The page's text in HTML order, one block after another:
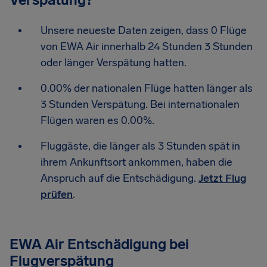
Unsere neueste Daten zeigen, dass 0 Flüge
von EWA Air innerhalb 24 Stunden 3 Stunden
oder länger Verspätung hatten.
0.00% der nationalen Flüge hatten länger als
3 Stunden Verspätung. Bei internationalen
Flügen waren es 0.00%.
Fluggäste, die länger als 3 Stunden spät in
ihrem Ankunftsort ankommen, haben die
Anspruch auf die Entschädigung. Jetzt Flug
prüfen.
EWA Air Entschädigung bei
Flugverspätung